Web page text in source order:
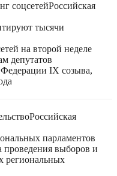
соцсетейРоссийская
тысячи
на второй неделе
депутатов
IX созыва,
Российская
парламентов
проведения выборов и
региональных